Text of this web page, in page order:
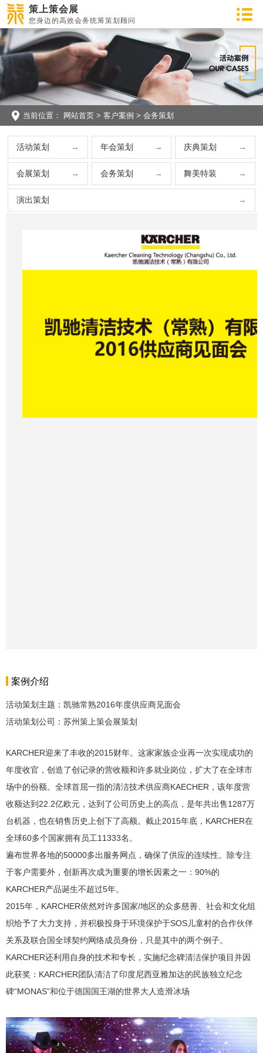
策上策会展
您身边的高效会务统筹策划顾问
当前位置： 网站首页 > 客户案例 > 会务策划
活动策划 年会策划 庆典策划
会展策划 会务策划 舞美特装
演出策划
案例介绍
活动策划主题：凯驰常熟2016年度供应商见面会
活动策划公司：苏州策上策会展策划
KARCHER迎来了丰收的2015财年。这家家族企业再一次实现成功的
年度收官，创造了创记录的营收额和许多就业岗位，扩大了在全球市
场中的份额。全球首屈一指的清洁技术供应商KAECHER，该年度营
收额达到22.2亿欧元，达到了公司历史上的高点，是年共出售1287万
台机器，也在销售历史上创下了高额。截止2015年底，KARCHER在
全球60多个国家拥有员工11333名。
遍布世界各地的50000多出服务网点，确保了供应的连续性。除专注
于客户需要外，创新再次成为重要的增长因素之一：90%的
KARCHER产品诞生不超过5年。
2015年，KARCHER依然对许多国家/地区的众多慈善、社会和文化组
织给予了大力支持，并积极投身于环境保护于SOS儿童村的合作伙伴
关系及联合国全球契约网络成员身份，只是其中的两个例子。
KARCHER还利用自身的技术和专长，实施纪念碑清洁保护项目并因
此获奖：KARCHER团队清洁了印度尼西亚雅加达的民族独立纪念
碑“MONAS”和位于德国国王湖的世界大人造滑冰场